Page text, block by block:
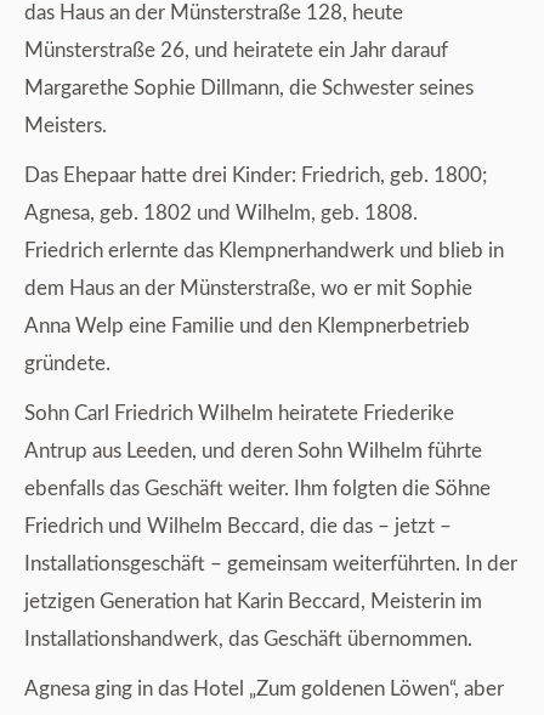
das Haus an der Münsterstraße 128, heute
Münsterstraße 26, und heiratete ein Jahr darauf
Margarethe Sophie Dillmann, die Schwester seines
Meisters.
Das Ehepaar hatte drei Kinder: Friedrich, geb. 1800;
Agnesa, geb. 1802 und Wilhelm, geb. 1808.
Friedrich erlernte das Klempnerhandwerk und blieb in
dem Haus an der Münsterstraße, wo er mit Sophie
Anna Welp eine Familie und den Klempnerbetrieb
gründete.
Sohn Carl Friedrich Wilhelm heiratete Friederike
Antrup aus Leeden, und deren Sohn Wilhelm führte
ebenfalls das Geschäft weiter. Ihm folgten die Söhne
Friedrich und Wilhelm Beccard, die das – jetzt –
Installationsgeschäft – gemeinsam weiterführten. In der
jetzigen Generation hat Karin Beccard, Meisterin im
Installationshandwerk, das Geschäft übernommen.
Agnesa ging in das Hotel „Zum goldenen Löwen“, aber